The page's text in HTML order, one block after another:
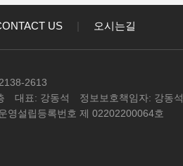
온라인상담(입학문의, 상담신청)을 위해
기록
목적이 달성된 후에는 해당 정보를 지체
US | 오시는길
2613
대표: 강동석
정보보호책임자: 강동석
영설립등록번호 제 02202200064호